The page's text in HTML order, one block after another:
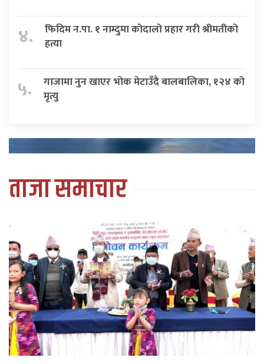
४.
फिदिम न.पा. १ नाम्दुमा कोदालो प्रहार गरी श्रीमतीको
हत्या
५.
गाजामा नुन खाएर भोक मेटाउँदै बालबालिका, १२४ को
मृत्यु
ताजा समाचार